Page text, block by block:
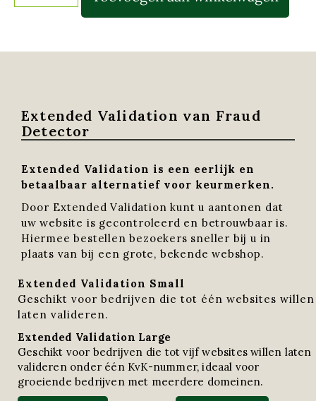
Extended Validation van Fraud
Detector
Extended Validation is een eerlijk en
betaalbaar alternatief voor keurmerken.
Door Extended Validation kunt u aantonen dat
uw website is gecontroleerd en betrouwbaar is.
Hiermee bestellen bezoekers sneller bij u in
plaats van bij een grote, bekende webshop.
Extended Validation Small
Geschikt voor bedrijven die tot één websites willen
laten valideren.
Extended Validation Large
Geschikt voor bedrijven die tot vijf websites willen laten
valideren onder één KvK-nummer, ideaal voor
groeiende bedrijven met meerdere domeinen.